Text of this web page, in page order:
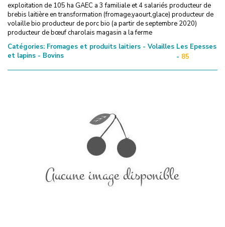
exploitation de 105 ha GAEC a 3 familiale et 4 salariés producteur de
brebis laitière en transformation (fromage,yaourt,glace) producteur de
volaille bio producteur de porc bio (a partir de septembre 2020)
producteur de bœuf charolais magasin a la ferme
Catégories: Fromages et produits laitiers - Volailles
et lapins - Bovins
Les Epesses
- 85